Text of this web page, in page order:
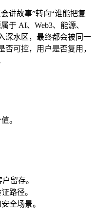
讲故事”转向“谁能把复
于 AI、Web3、能源、
深水区，最终都会被同一
可控，用户是否复用，
。
留存。
路径。
全场景。